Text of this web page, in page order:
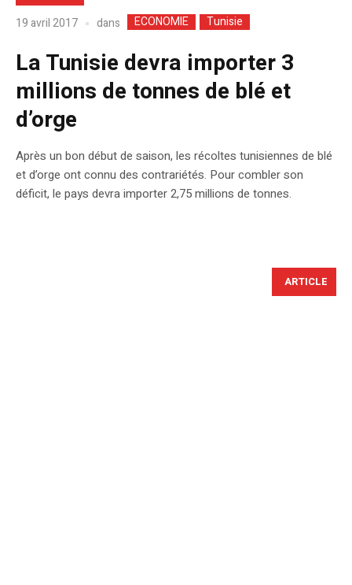
19 avril 2017 dans ECONOMIE Tunisie
La Tunisie devra importer 3
millions de tonnes de blé et
d’orge
Après un bon début de saison, les récoltes tunisiennes de blé
et d’orge ont connu des contrariétés. Pour combler son
déficit, le pays devra importer 2,75 millions de tonnes.
ARTICLE